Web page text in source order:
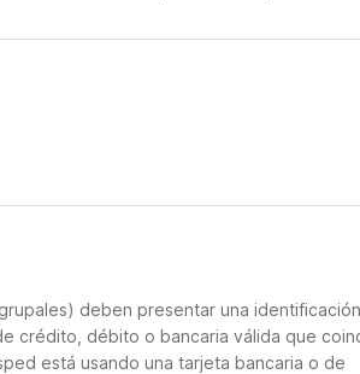
deben presentar una identificación
crédito, débito o bancaria válida que
está usando una tarjeta bancaria o de